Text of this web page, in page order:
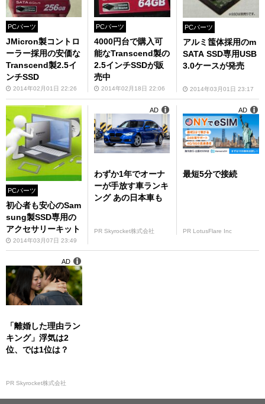
PCパーツ
JMicron製コントロ
ーラー採用の安価な
Transcend製2.5イ
ンチSSD
2014年02月01日 22:26
PCパーツ
4000円台で購入可
能なTranscend製の
2.5インチSSDが販
売中
2014年02月18日 22:06
PCパーツ
アルミ筺体採用のm
SATA SSD専用USB
3.0ケースが発売
2014年03月01日 23:17
PCパーツ
初心者も安心のSam
sung製SSD専用の
アクセサリーキット
2014年03月07日 23:49
わずか1年でオーナ
ーが手放す車ランキ
ング あの日本車も
PR Skyrocket株式会社
AD
最短5分で接続
PR LotusFlare Inc
AD
「離婚した理由ラン
キング」浮気は2
位、では1位は？
PR Skyrocket株式会社
AD